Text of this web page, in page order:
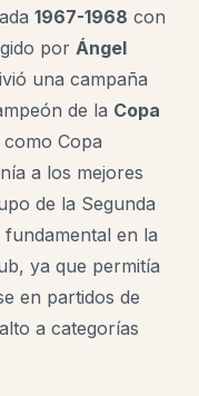
1967-1968 con
por Ángel
una campaña
de la Copa
Copa
a los mejores
de la Segunda
fundamental en la
ya que permitía
en partidos de
a categorías